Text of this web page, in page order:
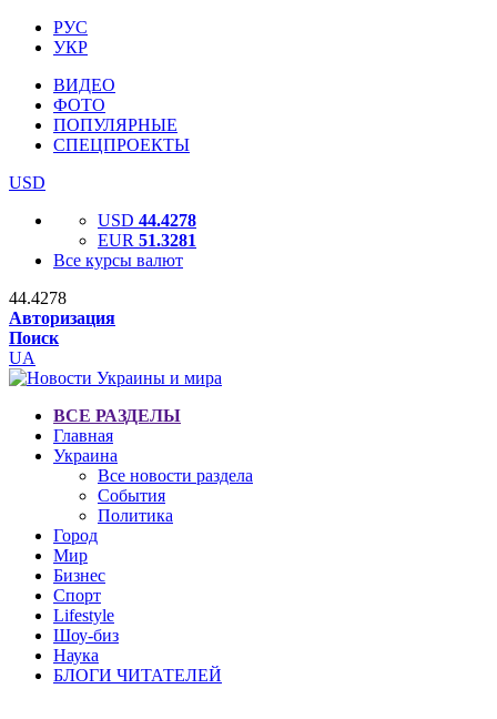
РУС
УКР
ВИДЕО
ФОТО
ПОПУЛЯРНЫЕ
СПЕЦПРОЕКТЫ
USD
USD 44.4278
EUR 51.3281
Все курсы валют
44.4278
Авторизация
Поиск
UA
ВСЕ РАЗДЕЛЫ
Главная
Украина
Все новости раздела
События
Политика
Город
Мир
Бизнес
Спорт
Lifestyle
Шоу-биз
Наука
БЛОГИ ЧИТАТЕЛЕЙ